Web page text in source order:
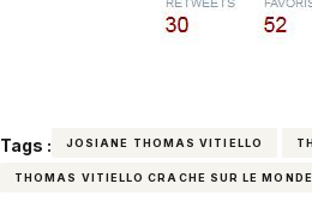
Tags : JOSIANE THOMAS VITIELLO
THOMAS VITIELLO CRACHE SUR LE